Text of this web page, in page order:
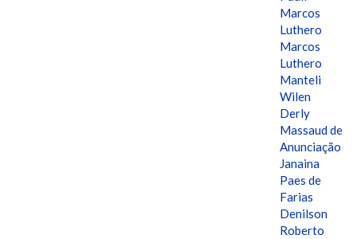
Marcos
Luthero
Marcos
Luthero
Manteli
Wilen
Derly
Massaud de
Anunciação
Janaina
Paes de
Farias
Denilson
Roberto